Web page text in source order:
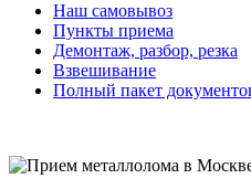
Наш самовывоз
Пункты приема
Демонтаж, разбор, резка
Взвешивание
Полный пакет